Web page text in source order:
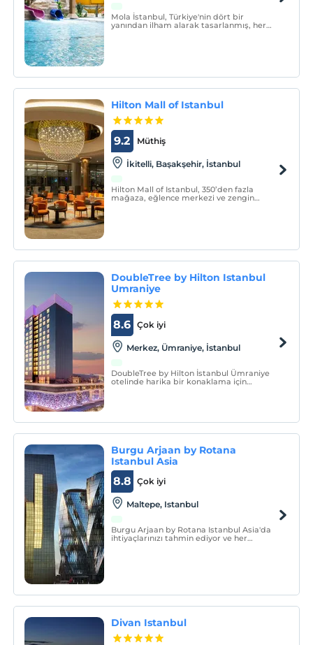
Mola İstanbul, Türkiye'nin dört bir
yanından ilham alarak tasarlanmış, her
Hilton Mall of Istanbul
Müthiş
9.2
İkitelli, Başakşehir, İstanbul
Hilton Mall of Istanbul, 350’den fazla
mağaza, eğlence merkezi ve zengin
DoubleTree by Hilton Istanbul
Umraniye
Çok iyi
8.6
Merkez, Ümraniye, İstanbul
DoubleTree by Hilton İstanbul Ümraniye
otelinde harika bir konaklama için
Burgu Arjaan by Rotana
Istanbul Asia
Çok iyi
8.8
Maltepe, Istanbul
Burgu Arjaan by Rotana Istanbul Asia'da
ihtiyaçlarınızı tahmin ediyor ve her
Divan Istanbul